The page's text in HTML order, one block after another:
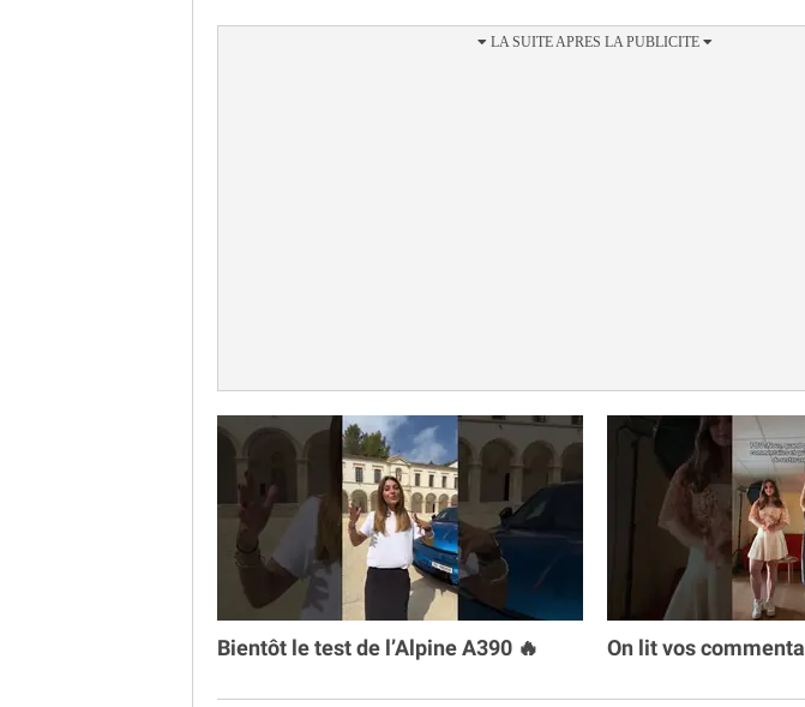
Bientôt le test de l’Alpine A390 🔥 On lit vos